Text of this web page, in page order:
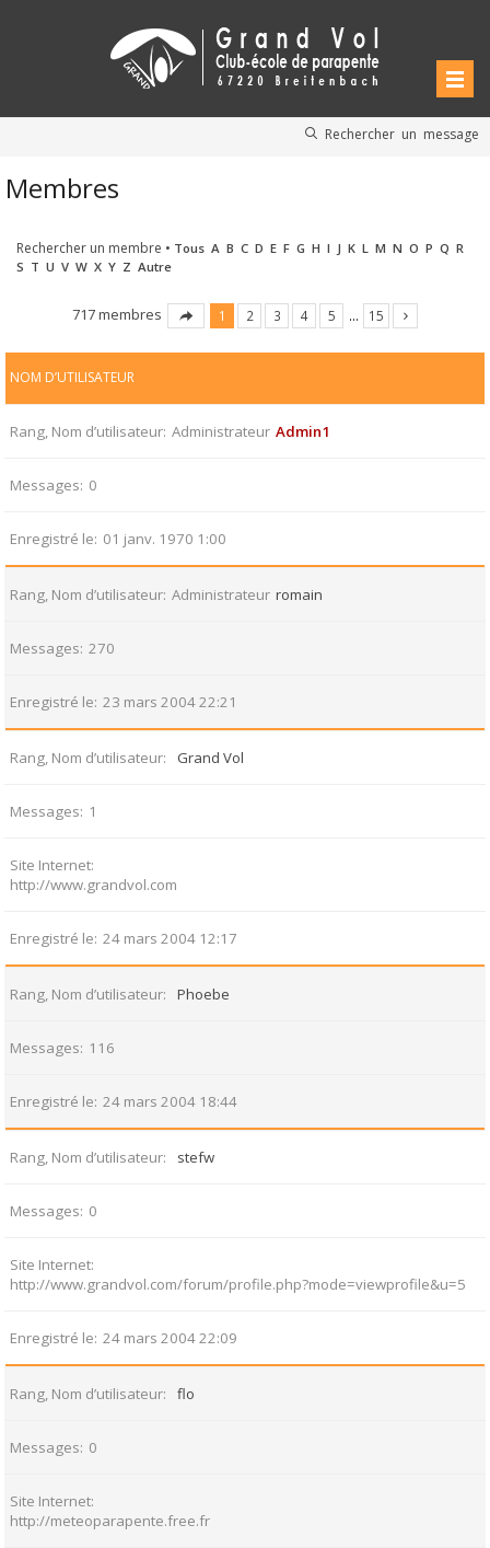
Rechercher un message
Membres
Rechercher un membre • Tous A B C D E F G H I J K L M N O P Q R
S T U V W X Y Z Autre
717 membres 1 2 3 4 5 … 15
NOM D’UTILISATEUR
Rang, Nom d’utilisateur Administrateur Admin1
Messages 0
Enregistré le 01 janv. 1970 1:00
Rang, Nom d’utilisateur Administrateur romain
Messages 270
Enregistré le 23 mars 2004 22:21
Rang, Nom d’utilisateur Grand Vol
Messages 1
Site Internet
http://www.grandvol.com
Enregistré le 24 mars 2004 12:17
Rang, Nom d’utilisateur Phoebe
Messages 116
Enregistré le 24 mars 2004 18:44
Rang, Nom d’utilisateur stefw
Messages 0
Site Internet
http://www.grandvol.com/forum/profile.php?mode=viewprofile&u=5
Enregistré le 24 mars 2004 22:09
Rang, Nom d’utilisateur flo
Messages 0
Site Internet
http://meteoparapente.free.fr